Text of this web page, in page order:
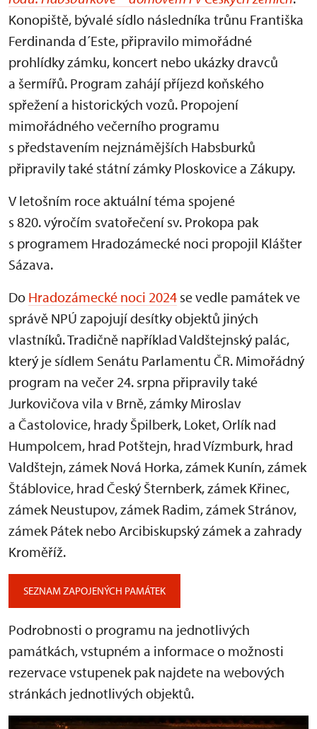
Konopiště, bývalé sídlo následníka trůnu Františka
Ferdinanda d´Este, připravilo mimořádné
prohlídky zámku, koncert nebo ukázky dravců
a šermířů. Program zahájí příjezd koňského
spřežení a historických vozů. Propojení
mimořádného večerního programu
s představením nejznámějších Habsburků
připravily také státní zámky Ploskovice a Zákupy.
V letošním roce aktuální téma spojené
s 820. výročím svatořečení sv. Prokopa pak
s programem Hradozámecké noci propojil Klášter
Sázava.
Do Hradozámecké noci 2024 se vedle památek ve
správě NPÚ zapojují desítky objektů jiných
vlastníků. Tradičně například Valdštejnský palác,
který je sídlem Senátu Parlamentu ČR. Mimořádný
program na večer 24. srpna připravily také
Jurkovičova vila v Brně, zámky Miroslav
a Častolovice, hrady Špilberk, Loket, Orlík nad
Humpolcem, hrad Potštejn, hrad Vízmburk, hrad
Valdštejn, zámek Nová Horka, zámek Kunín, zámek
Štáblovice, hrad Český Šternberk, zámek Křinec,
zámek Neustupov, zámek Radim, zámek Stránov,
zámek Pátek nebo Arcibiskupský zámek a zahrady
Kroměříž.
SEZNAM ZAPOJENÝCH PAMÁTEK
Podrobnosti o programu na jednotlivých
památkách, vstupném a informace o možnosti
rezervace vstupenek pak najdete na webových
stránkách jednotlivých objektů.